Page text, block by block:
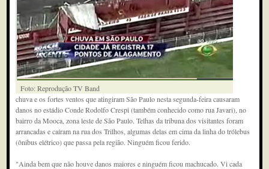
Foto: Reprodução TV Band
chuva e os fortes ventos que atingiram São Paulo nesta segunda-feira causaram
danos no estádio Conde Rodolfo Crespi (também conhecido como rua Javari), no
bairro da Mooca, zona leste de São Paulo. Telhas da tribuna dos visitantes foram
arrancadas e caíram na rua dos Trilhos, algumas delas em cima da linha do trólebus
(ônibus elétrico) que passa pela região. Ninguém ficou ferido.
"Ainda bem que não houve danos maiores e ninguém ficou machucado. Vi cada